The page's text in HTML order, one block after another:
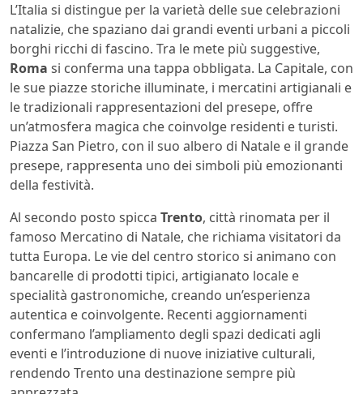
L’Italia si distingue per la varietà delle sue celebrazioni
natalizie, che spaziano dai grandi eventi urbani a piccoli
borghi ricchi di fascino. Tra le mete più suggestive,
Roma si conferma una tappa obbligata. La Capitale, con
le sue piazze storiche illuminate, i mercatini artigianali e
le tradizionali rappresentazioni del presepe, offre
un’atmosfera magica che coinvolge residenti e turisti.
Piazza San Pietro, con il suo albero di Natale e il grande
presepe, rappresenta uno dei simboli più emozionanti
della festività.
Al secondo posto spicca Trento, città rinomata per il
famoso Mercatino di Natale, che richiama visitatori da
tutta Europa. Le vie del centro storico si animano con
bancarelle di prodotti tipici, artigianato locale e
specialità gastronomiche, creando un’esperienza
autentica e coinvolgente. Recenti aggiornamenti
confermano l’ampliamento degli spazi dedicati agli
eventi e l’introduzione di nuove iniziative culturali,
rendendo Trento una destinazione sempre più